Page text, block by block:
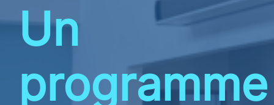
Un
programme